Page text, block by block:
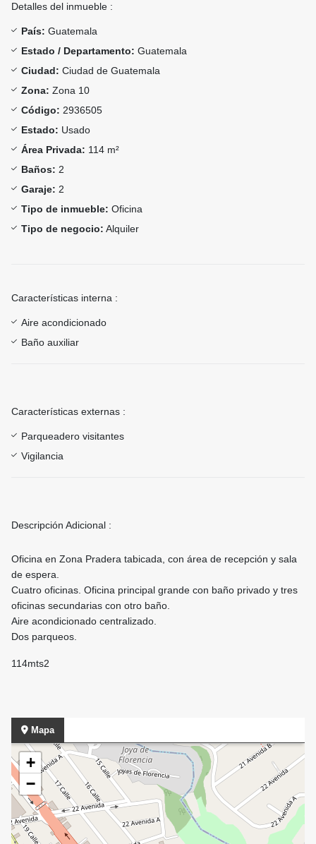
Detalles del inmueble :
País: Guatemala
Estado / Departamento: Guatemala
Ciudad: Ciudad de Guatemala
Zona: Zona 10
Código: 2936505
Estado: Usado
Área Privada: 114 m²
Baños: 2
Garaje: 2
Tipo de inmueble: Oficina
Tipo de negocio: Alquiler
Características interna :
Aire acondicionado
Baño auxiliar
Características externas :
Parqueadero visitantes
Vigilancia
Descripción Adicional :
Oficina en Zona Pradera tabicada, con área de recepción y sala
de espera.
Cuatro oficinas. Oficina principal grande con baño privado y tres
oficinas secundarias con otro baño.
Aire acondicionado centralizado.
Dos parqueos.
114mts2
Mapa
+
−